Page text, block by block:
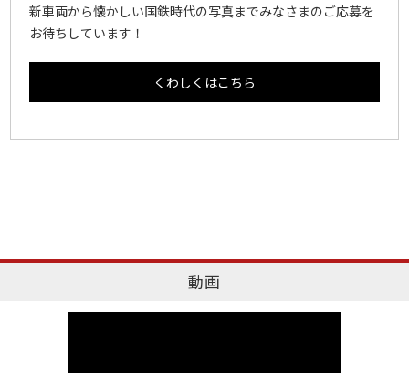
新車両から懐かしい国鉄時代の写真までみなさまのご応募を
お待ちしています！
くわしくはこちら
動画